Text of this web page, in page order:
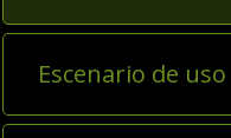
Escenario de uso